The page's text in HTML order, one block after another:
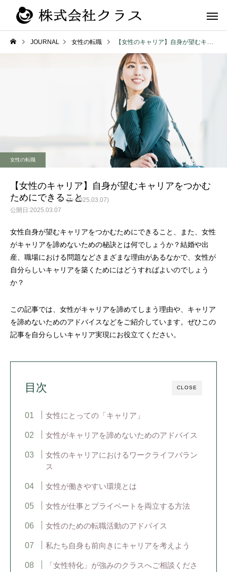
JOURNAL 女性の転職 【女性のキャリア】自身が望むキャリアをつかむためにできること
女性の転職
【女性のキャリア】自身が望むキャリアをつかむ
ためにできること
2025.03.07
(↻ 2025.03.07)
女性自身が望むキャリアをつかむためにできること、また、女性
がキャリアを諦めないための秘訣とは何でしょうか？結婚や出
産、職場における問題などさまざまな理由があるなかで、女性が
自分らしいキャリアを築くためにはどうすればよいのでしょう
か？
この記事では、女性がキャリアを諦めてしまう理由や、キャリア
を諦めないためのアドバイスなどをご紹介しています。ぜひこの
記事を自分らしいキャリア実現にお役立てください。
CLOSE
目次
女性にとっての「キャリア」
女性がキャリアを諦めないためのアドバイス
女性のキャリアにおけるワークライフバラン
ス
女性が働きやすい環境とは
女性が仕事とプライベートを両立する方法
女性のための転職活動のアドバイス
私たち自身も前向きにキャリアを考えよう
「女性特化」が強みのクラスへご相談くださ